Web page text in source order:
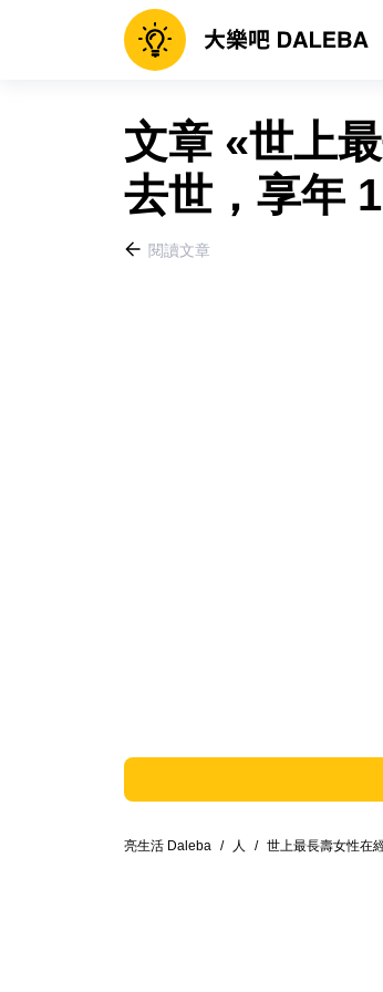
文章 «世上
去世，享年
閱讀文章
亮生活 Daleba / 人 / 世上最長壽女性在